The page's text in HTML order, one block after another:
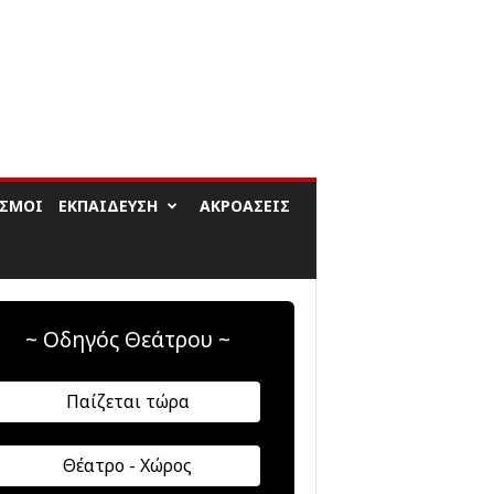
ΕΚΠΑΊΔΕΥΣΗ ΑΚΡΟΆΣΕΙΣ
~ Οδηγός Θεάτρου ~
Παίζεται τώρα
Θέατρο - Χώρος